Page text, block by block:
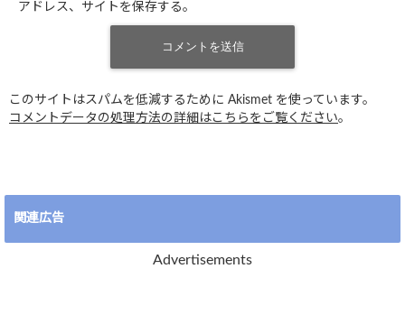
アドレス、サイトを保存する。
このサイトはスパムを低減するために Akismet を使っています。
コメントデータの処理方法の詳細はこちらをご覧ください。
関連広告
Advertisements